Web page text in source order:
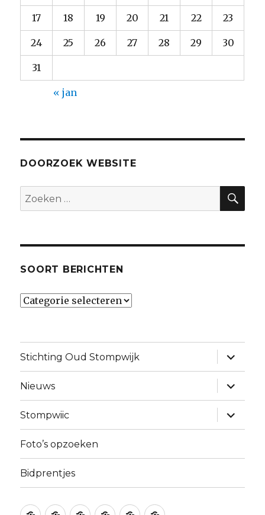
17 18 19 20 21 22 23
24 25 26 27 28 29 30
31
« jan
DOORZOEK WEBSITE
Zoeken
naar:
SOORT BERICHTEN
Soort
Stichting Oud Stompwijk
vouw
sub-
menu
uit
Nieuws
vouw
sub-
menu
uit
Stompwiic
vouw
sub-
menu
Foto’s opzoeken
Bidprentjes